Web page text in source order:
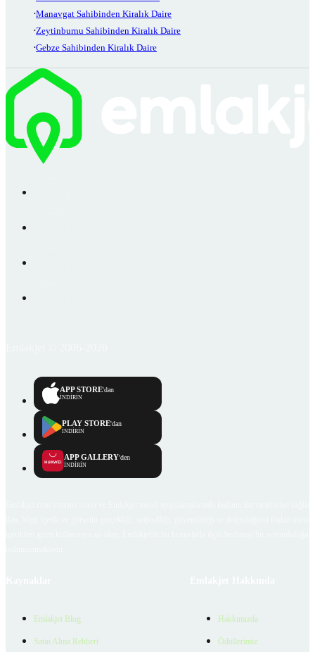
Manavgat Sahibinden Kiralık Daire
Zeytinburnu Sahibinden Kiralık Daire
Gebze Sahibinden Kiralık Daire
APP STORE'dan
İNDİRİN
PLAY STORE'dan
İNDİRİN
APP GALLERY'den
İNDİRİN
Emlakjet Blog
Satın Alma Rehberi
Hakkımızda
Ödüllerimiz